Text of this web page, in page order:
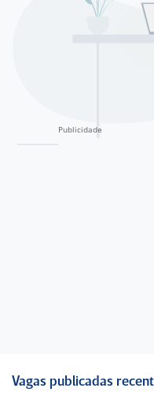
Vagas publicadas